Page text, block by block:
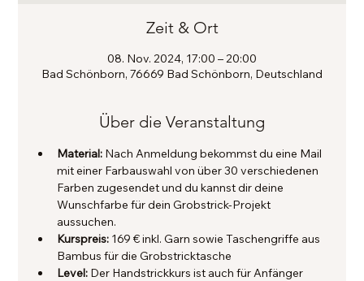
Zeit & Ort
08. Nov. 2024, 17:00 – 20:00
Bad Schönborn, 76669 Bad Schönborn, Deutschland
Über die Veranstaltung
Material: Nach Anmeldung bekommst du eine Mail
mit einer Farbauswahl von über 30 verschiedenen
Farben zugesendet und du kannst dir deine
Wunschfarbe für dein Grobstrick-Projekt
aussuchen.
Kurspreis: 169 € inkl. Garn sowie Taschengriffe aus
Bambus für die Grobstricktasche
Level: Der Handstrickkurs ist auch für Anfänger